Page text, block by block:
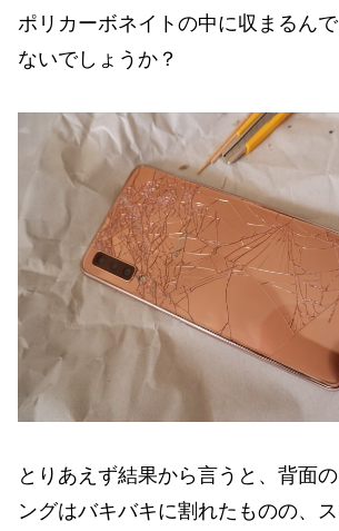
ポリカーボネイトの中に収まるん
ないでしょうか？
とりあえず結果から言うと、背面
ングはバキバキに割れたものの、